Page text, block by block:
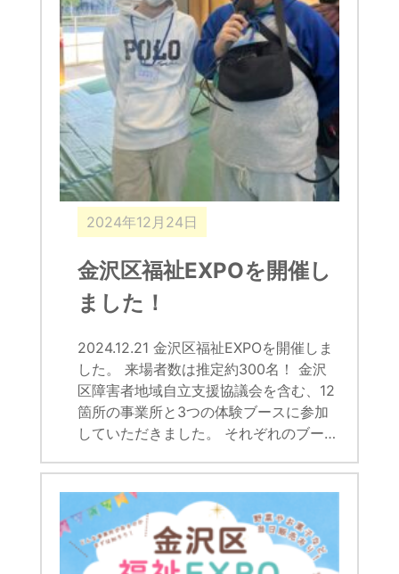
2024年12月24日
金沢区福祉EXPOを開催し
ました！
2024.12.21 金沢区福祉EXPOを開催しま
した。 来場者数は推定約300名！ 金沢
区障害者地域自立支援協議会を含む、12
箇所の事業所と3つの体験ブースに参加
していただきました。 それぞれのブー…